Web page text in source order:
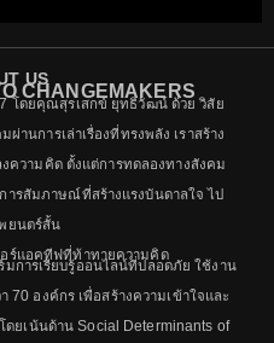
US
CHANGEMAKERS
โดยคุณสุรเสกข์ ยุทธิวัฒน์ ด้วย วิสัย
านการเล่าเรื่องที่ทรงพลัง เราสร้าง
ความคิด ตั้งแต่การทดลองทางสังคม
ารสัมภาษณ์ที่สร้างแรงบันดาลใจ ไป
ยนตร์สั้น
ร์แอคทีฟที่ท้าทายความคิด
มการเรียบรู้ออนไลน์ที่ปลอดภัย ใช้งาน
70 องค์กร เพื่อสร้างความเข้าใจและ
ยเน้นด้าน Social Determinants of